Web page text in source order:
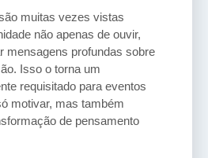
muitas vezes vistas
não apenas de ouvir,
mensagens profundas sobre
Isso o torna um
requisitado para eventos
motivar, mas também
de pensamento